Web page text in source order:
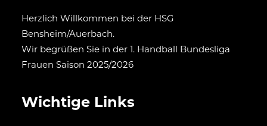
Herzlich Willkommen bei der HSG
Bensheim/Auerbach.
Wir begrüßen Sie in der 1. Handball Bundesliga
Frauen Saison 2025/2026
Wichtige Links